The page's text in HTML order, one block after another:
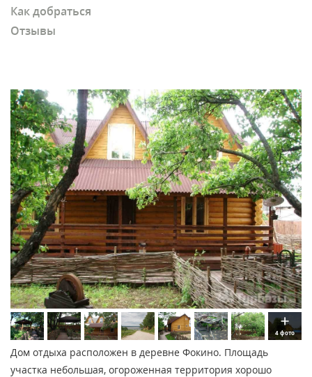
Как добраться
Отзывы
4 фото
Дом отдыха расположен в деревне Фокино. Площадь
участка небольшая, огороженная территория хорошо